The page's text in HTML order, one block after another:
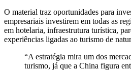
O material traz oportunidades para
empresariais investirem em todas as
em hotelaria, infraestrutura turística,
experiências ligadas ao turismo de
“A estratégia mira um dos
turismo, já que a China figura